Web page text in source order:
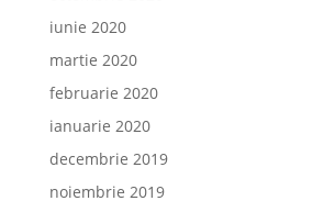
iunie 2020
martie 2020
februarie 2020
ianuarie 2020
decembrie 2019
noiembrie 2019